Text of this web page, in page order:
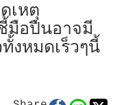
เหตุ
มือปืนอาจมี
งหมดเร็วๆนี้